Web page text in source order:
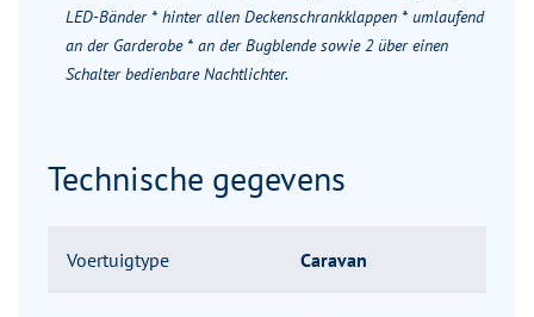
LED-Bänder * hinter allen Deckenschrankklappen * umlaufend
an der Garderobe * an der Bugblende sowie 2 über einen
Schalter bedienbare Nachtlichter.
Technische gegevens
Voertuigtype Caravan